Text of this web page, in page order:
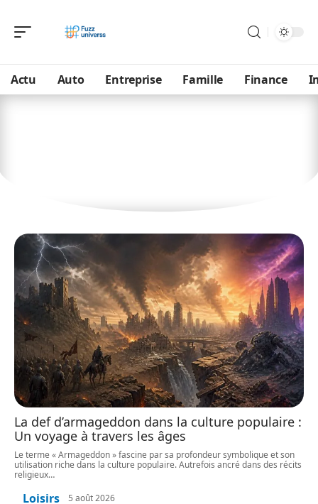
Actu Auto Entreprise Famille Finance
La def d’armageddon dans la culture populaire :
Un voyage à travers les âges
Le terme « Armageddon » fascine par sa profondeur symbolique et son
utilisation riche dans la culture populaire. Autrefois ancré dans des récits
religieux…
Loisirs 5 août 2026